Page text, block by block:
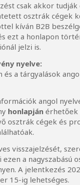
csak akkor tudják
osztrák cégek
kíván B2B
ezt a honlapon
jelzi is.
nyelve:
és a tárgyalások
angol
honlapjánérhetőek
osztrák cégek és
visszajelzését,
a nagyszabású
A jelentkezés
15-ig lehetséges.